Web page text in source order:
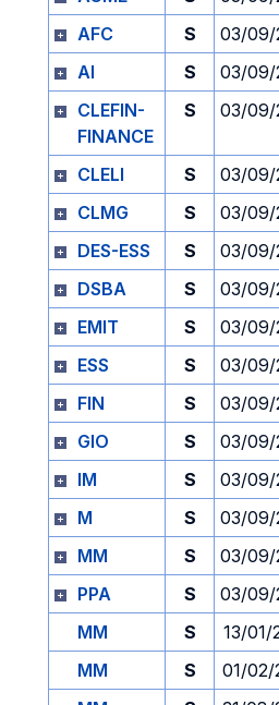
AFC
S 03/09/
AI
S 03/09/
CLEFIN-
FINANCE
S 03/09/
CLELI S 03/09/
CLMG
S 03/09/
DES-ESS
S 03/09/
DSBA
S 03/09/
EMIT
S 03/09/
ESS
S 03/09/
FIN
S 03/09/
GIO
S 03/09/
IM
S 03/09/
M
S 03/09/
MM
S 03/09/
PPA
S 03/09/
MM
S 13/01/
MM
S 01/02/